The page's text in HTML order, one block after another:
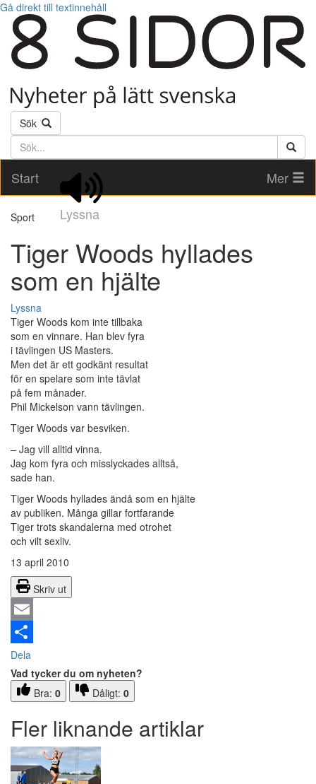
Gå direkt till textinnehåll
Sök
Söktext
Start
Lyssna
Mer
Sport
Tiger Woods hyllades
som en hjälte
Lyssna
Tiger Woods kom inte tillbaka
som en vinnare. Han blev fyra
i tävlingen US Masters.
Men det är ett godkänt resultat
för en spelare som inte tävlat
på fem månader.
Phil Mickelson vann tävlingen.
Tiger Woods var besviken.
– Jag vill alltid vinna.
Jag kom fyra och misslyckades alltså,
sade han.
Tiger Woods hyllades ändå som en hjälte
av publiken. Många gillar fortfarande
Tiger trots skandalerna med otrohet
och vilt sexliv.
13 april 2010
Skriv ut
Email
Dela
Vad tycker du om nyheten?
Bra: 0 Dåligt: 0
Fler liknande artiklar